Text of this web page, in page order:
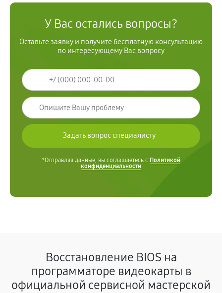
У Вас остались вопросы?
Оставьте заявку и получите бесплатную консультацию
по интересующему Вас вопросу
*Отправляя данные, вы соглашаетесь с Политикой
конфиденциальности
Восстановление BIOS на
программаторе видеокарты в
официальной сервисной мастерской